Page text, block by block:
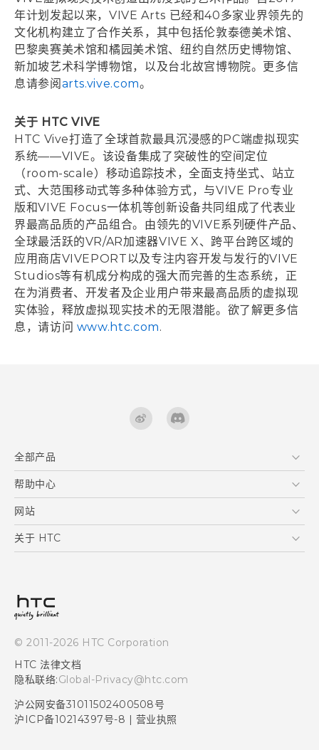
年计划发起以来，VIVE Arts 已经和40多家业界领先的
文化机构建立了合作关系，其中包括伦敦泰德美术馆、
巴黎奥赛美术馆和橘园美术馆、纽约自然历史博物馆、
新加坡艺术科学博物馆，以及台北故宫博物院。更多信
息请参阅arts.vive.com。
关于 HTC VIVE
HTC Vive打造了全球首款最具沉浸感的PC端虚拟现实
系统——VIVE。该设备集成了突破性的空间定位
（room-scale）移动追踪技术，全面支持坐式、站立
式、大范围移动式等多种体验方式，与VIVE Pro专业
版和VIVE Focus一体机等创新设备共同组成了代表业
界最高品质的产品组合。由领先的VIVE系列硬件产品、
全球最活跃的VR/AR加速器VIVE X、跨平台跨区域的
应用商店VIVEPORT以及专注内容开发与发行的VIVE
Studios等有机成分构成的强大而完善的生态系统，正
在为消费者、开发者及企业用户带来最高品质的虚拟现
实体验，释放虚拟现实技术的无限潜能。欲了解更多信
息，请访问 www.htc.com.
全部产品
区块链智能手机
帮助中心
在线客服
产品保固说明
网站
HTC Dev
关于 HTC
投资人
产品安全
加入HTC
© 2011-2026 HTC Corporation
HTC 法律文档
隐私联络:Global-Privacy@htc.com
沪公网安备31011502400508号
沪ICP备10214397号-8 | 营业执照